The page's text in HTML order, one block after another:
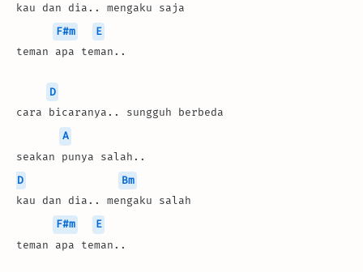
kau dan dia.. mengaku saja
F#m
E
teman apa teman..
D
cara bicaranya.. sungguh berbeda
A
seakan punya salah..
D
Bm
kau dan dia.. mengaku salah
F#m
E
teman apa teman..